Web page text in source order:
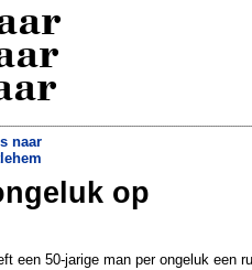
naar
opent jacht op heksen
op
een 50-jarige man per ongeluk een